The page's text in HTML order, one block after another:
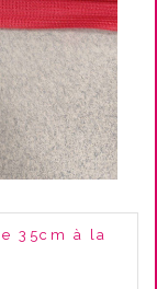
35cm à la